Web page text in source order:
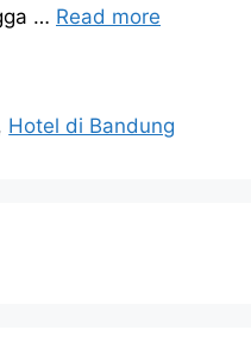
… Read more
, Hotel di Bandung